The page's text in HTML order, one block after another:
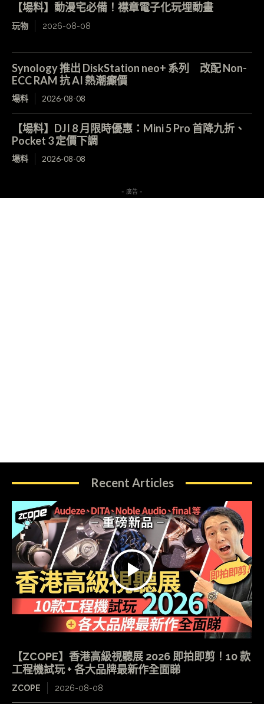
【場料】動漫宅必備！襟章電子化玩埋動畫
玩物 2026-08-08
Synology 推出 DiskStation neo+ 系列 改配 Non-
ECC RAM 抗 AI 熱潮癲價
場料 2026-08-08
【場料】DJI 8 月限時優惠：Mini 5 Pro 首降九折、
Pocket 3 定價下調
場料 2026-08-08
- 廣告 -
Recent Articles
【ZCOPE】香港高級視聽展 2026 即拍即剪！10 款
工程機試玩 + 各大品牌最新作全面睇
ZCOPE 2026-08-08